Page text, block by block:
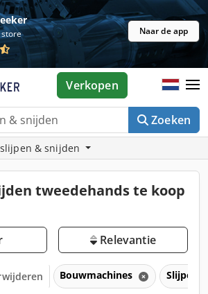
store Naar de app
Zoeken
Verkopen
& snijden
tweedehands te koop
Relevantie
Bouwmachines Slijpen